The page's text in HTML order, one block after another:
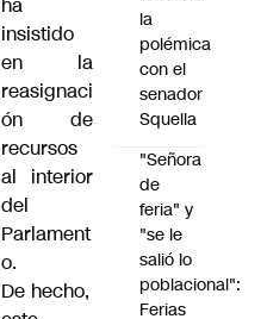
insistido
en la
reasignaci
ón de
recursos
al interior
del
Parlament
o.
De hecho,
la
polémica
con el
senador
Squella
"Señora
de
feria" y
"se le
salió lo
poblacional":
Ferias